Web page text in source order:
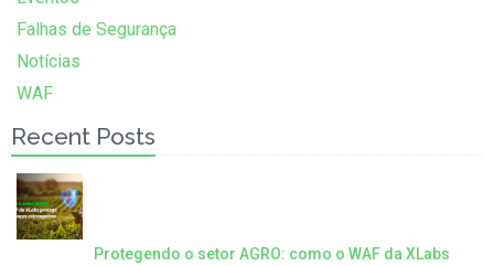
Falhas de Segurança
Notícias
WAF
Recent Posts
Protegendo o setor AGRO: como o WAF da XLabs